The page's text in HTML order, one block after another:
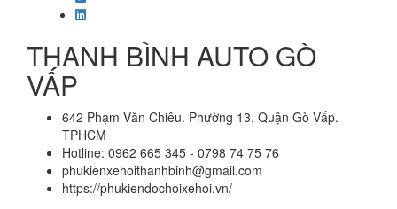
THANH BÌNH AUTO GÒ
VẤP
642 Phạm Văn Chiêu. Phường 13. Quận Gò Vấp.
TPHCM
Hotline: 0962 665 345 - 0798 74 75 76
phukienxehoithanhbinh@gmail.com
https://phukiendochoixehoi.vn/